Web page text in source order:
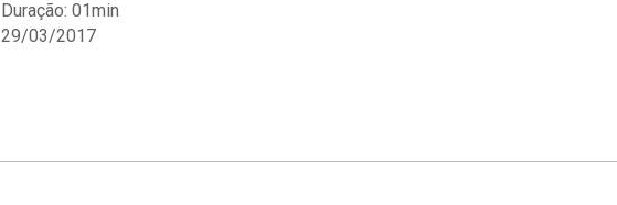
29/03/2017
Duração: 01min